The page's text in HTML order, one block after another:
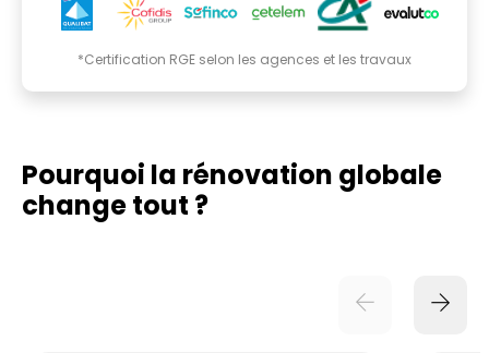
*Certification RGE selon les agences et les travaux
Pourquoi la rénovation globale
change tout ?